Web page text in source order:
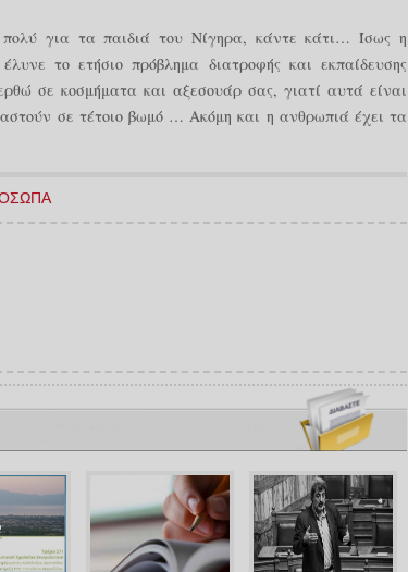
για τα παιδιά του Νίγηρα, κάντε κάτι… Ίσως η
το ετήσιο πρόβλημα διατροφής και εκπαίδευσης
σε κοσμήματα και αξεσουάρ σας, γιατί αυτά είναι
σε τέτοιο βωμό … Ακόμη και η ανθρωπιά έχει τα